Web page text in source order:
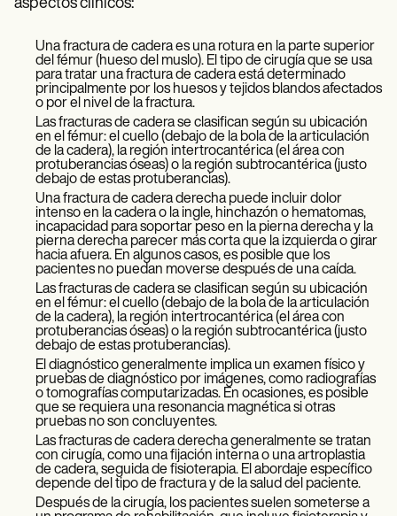
aspectos clínicos:
Una fractura de cadera es una rotura en la parte superior
del fémur (hueso del muslo). El tipo de cirugía que se usa
para tratar una fractura de cadera está determinado
principalmente por los huesos y tejidos blandos afectados
o por el nivel de la fractura.
Las fracturas de cadera se clasifican según su ubicación
en el fémur: el cuello (debajo de la bola de la articulación
de la cadera), la región intertrocantérica (el área con
protuberancias óseas) o la región subtrocantérica (justo
debajo de estas protuberancias).
Una fractura de cadera derecha puede incluir dolor
intenso en la cadera o la ingle, hinchazón o hematomas,
incapacidad para soportar peso en la pierna derecha y la
pierna derecha parecer más corta que la izquierda o girar
hacia afuera. En algunos casos, es posible que los
pacientes no puedan moverse después de una caída.
Las fracturas de cadera se clasifican según su ubicación
en el fémur: el cuello (debajo de la bola de la articulación
de la cadera), la región intertrocantérica (el área con
protuberancias óseas) o la región subtrocantérica (justo
debajo de estas protuberancias).
El diagnóstico generalmente implica un examen físico y
pruebas de diagnóstico por imágenes, como radiografías
o tomografías computarizadas. En ocasiones, es posible
que se requiera una resonancia magnética si otras
pruebas no son concluyentes.
Las fracturas de cadera derecha generalmente se tratan
con cirugía, como una fijación interna o una artroplastia
de cadera, seguida de fisioterapia. El abordaje específico
depende del tipo de fractura y de la salud del paciente.
Después de la cirugía, los pacientes suelen someterse a